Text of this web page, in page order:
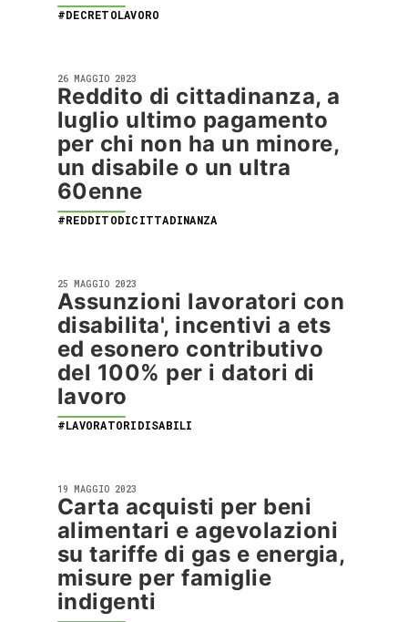
#DECRETOLAVORO
26 MAGGIO 2023
Reddito di cittadinanza, a
luglio ultimo pagamento
per chi non ha un minore,
un disabile o un ultra
60enne
#REDDITODICITTADINANZA
25 MAGGIO 2023
Assunzioni lavoratori con
disabilita', incentivi a ets
ed esonero contributivo
del 100% per i datori di
lavoro
#LAVORATORIDISABILI
19 MAGGIO 2023
Carta acquisti per beni
alimentari e agevolazioni
su tariffe di gas e energia,
misure per famiglie
indigenti